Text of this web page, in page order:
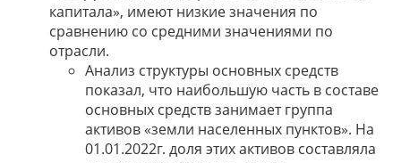
капитала», имеют низкие значения по
сравнению со средними значениями по
отрасли.
Анализ структуры основных средств
показал, что наибольшую часть в составе
основных средств занимает группа
активов «земли населенных пунктов». На
01.01.2022г. доля этих активов составляла